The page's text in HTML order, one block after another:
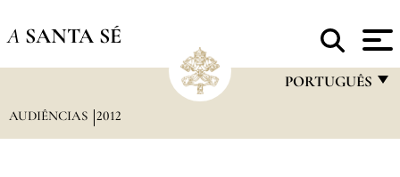
A SANTA SÉ
PORTUGUÊS
AUDIÊNCIAS 2012